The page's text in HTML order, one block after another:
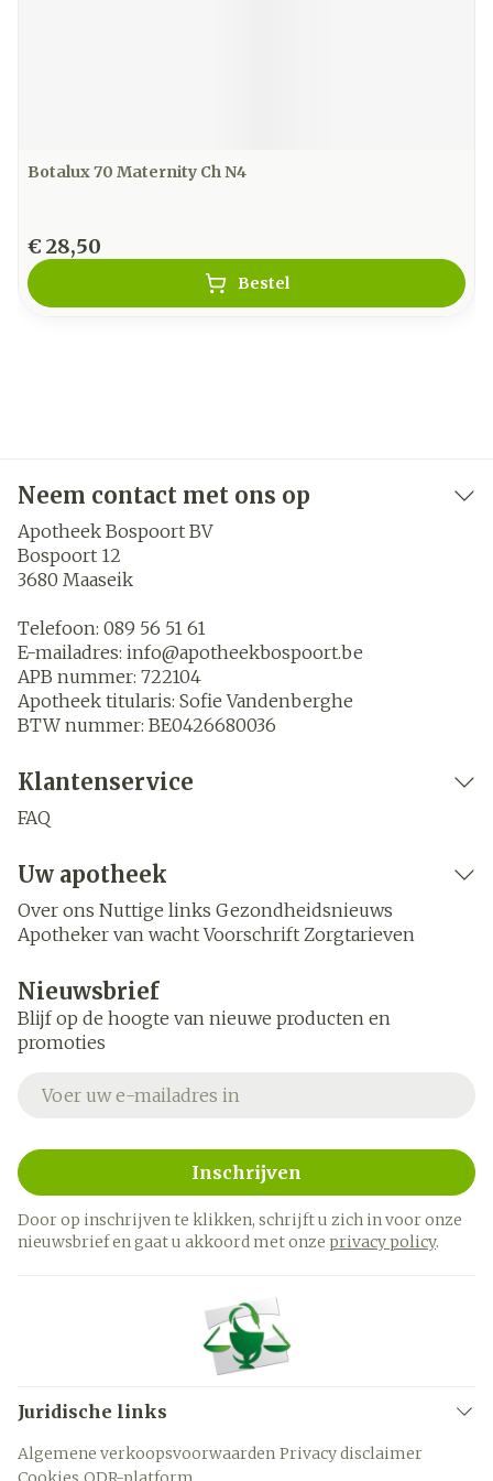
Botalux 70 Maternity Ch N4
€ 28,50
Bestel
Neem contact met ons op
Apotheek Bospoort BV
Bospoort 12
3680 Maaseik
Telefoon: 089 56 51 61
E-mailadres: info@apotheekbospoort.be
APB nummer: 722104
Apotheek titularis: Sofie Vandenberghe
BTW nummer: BE0426680036
Klantenservice
FAQ
Uw apotheek
Over ons Nuttige links Gezondheidsnieuws
Apotheker van wacht Voorschrift Zorgtarieven
Nieuwsbrief
Blijf op de hoogte van nieuwe producten en
promoties
Inschrijven
Door op inschrijven te klikken, schrijft u zich in voor onze
nieuwsbrief en gaat u akkoord met onze privacy policy.
Juridische links
Algemene verkoopsvoorwaarden Privacy disclaimer